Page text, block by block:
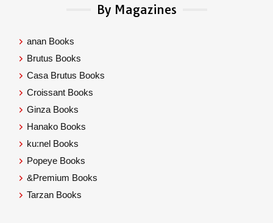
By Magazines
anan Books
Brutus Books
Casa Brutus Books
Croissant Books
Ginza Books
Hanako Books
ku:nel Books
Popeye Books
&Premium Books
Tarzan Books